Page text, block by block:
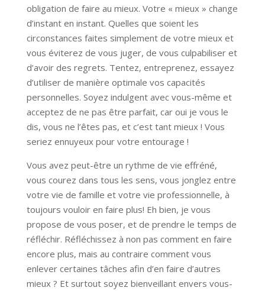
obligation de faire au mieux. Votre « mieux » change
d’instant en instant. Quelles que soient les
circonstances faites simplement de votre mieux et
vous éviterez de vous juger, de vous culpabiliser et
d’avoir des regrets. Tentez, entreprenez, essayez
d’utiliser de manière optimale vos capacités
personnelles. Soyez indulgent avec vous-même et
acceptez de ne pas être parfait, car oui je vous le
dis, vous ne l’êtes pas, et c’est tant mieux ! Vous
seriez ennuyeux pour votre entourage !
Vous avez peut-être un rythme de vie effréné,
vous courez dans tous les sens, vous jonglez entre
votre vie de famille et votre vie professionnelle, à
toujours vouloir en faire plus! Eh bien, je vous
propose de vous poser, et de prendre le temps de
réfléchir. Réfléchissez à non pas comment en faire
encore plus, mais au contraire comment vous
enlever certaines tâches afin d’en faire d’autres
mieux ? Et surtout soyez bienveillant envers vous-